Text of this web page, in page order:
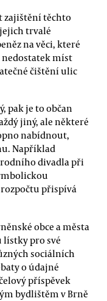
zajištění těchto
trvalé
na věci, které
nedostatek míst
čištění ulic
pak je to občan
jiný, ale některé
nabídnout,
Například
divadla při
přispívá
obce a města
lístky pro své
sociálních
o údajné
příspěvek
bydlištěm v Brně